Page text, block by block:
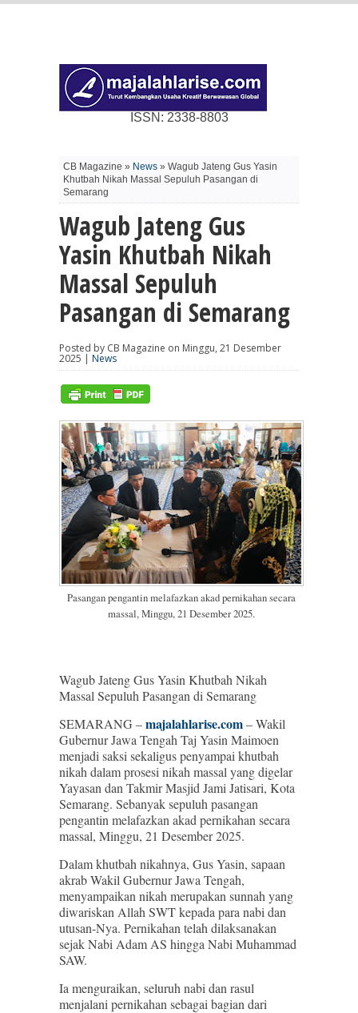
ISSN: 2338-8803
CB Magazine » News » Wagub Jateng Gus Yasin
Khutbah Nikah Massal Sepuluh Pasangan di
Semarang
Wagub Jateng Gus
Yasin Khutbah Nikah
Massal Sepuluh
Pasangan di Semarang
Posted by CB Magazine on Minggu, 21 Desember
2025 | News
Pasangan pengantin melafazkan akad pernikahan secara
massal, Minggu, 21 Desember 2025.
Wagub Jateng Gus Yasin Khutbah Nikah
Massal Sepuluh Pasangan di Semarang
SEMARANG –majalahlarise.com– Wakil
Gubernur Jawa Tengah Taj Yasin Maimoen
menjadi saksi sekaligus penyampai khutbah
nikah dalam prosesi nikah massal yang digelar
Yayasan dan Takmir Masjid Jami Jatisari, Kota
Semarang. Sebanyak sepuluh pasangan
pengantin melafazkan akad pernikahan secara
massal, Minggu, 21 Desember 2025.
Dalam khutbah nikahnya, Gus Yasin, sapaan
akrab Wakil Gubernur Jawa Tengah,
menyampaikan nikah merupakan sunnah yang
diwariskan Allah SWT kepada para nabi dan
utusan-Nya. Pernikahan telah dilaksanakan
sejak Nabi Adam AS hingga Nabi Muhammad
SAW.
Ia menguraikan, seluruh nabi dan rasul
menjalani pernikahan sebagai bagian dari